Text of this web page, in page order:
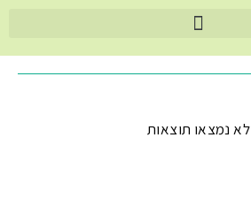
לא נמצאו תוצאות